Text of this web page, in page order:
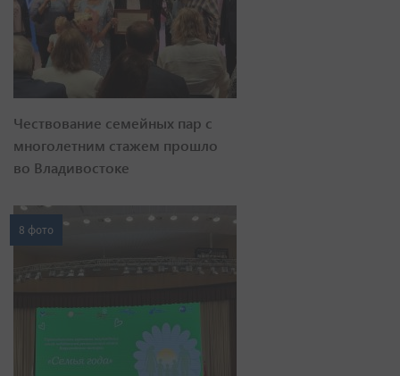
Чествование семейных пар с
многолетним стажем прошло
во Владивостоке
8 фото